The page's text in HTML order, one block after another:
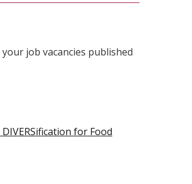
job vacancies published
for Food